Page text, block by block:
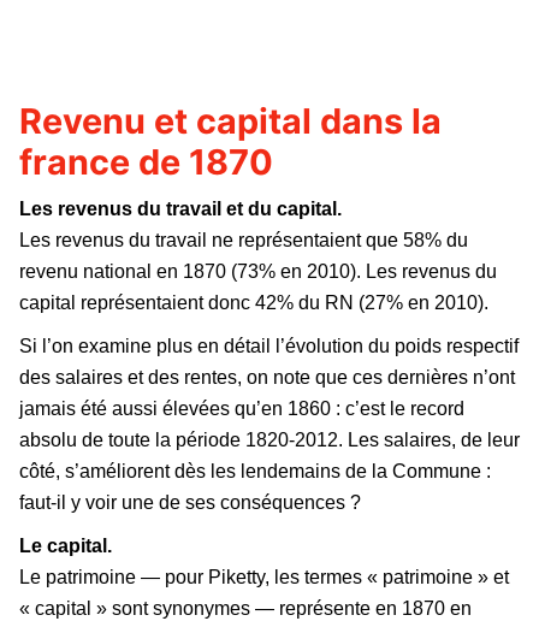
Revenu et capital dans la
france de 1870
Les revenus du travail et du capital.
Les revenus du travail ne représentaient que 58% du
revenu national en 1870 (73% en 2010). Les revenus du
capital représentaient donc 42% du RN (27% en 2010).
Si l’on examine plus en détail l’évolution du poids respectif
des salaires et des rentes, on note que ces dernières n’ont
jamais été aussi élevées qu’en 1860 : c’est le record
absolu de toute la période 1820-2012. Les salaires, de leur
côté, s’améliorent dès les lendemains de la Commune :
faut-il y voir une de ses conséquences ?
Le capital.
Le patrimoine — pour Piketty, les termes « patrimoine » et
« capital » sont synonymes — représente en 1870 en